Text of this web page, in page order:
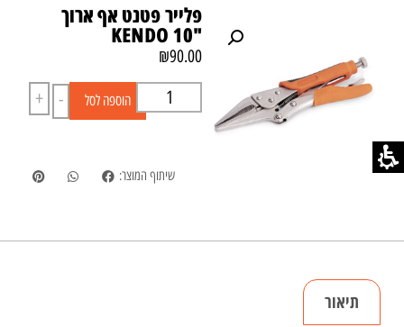
פלייר פטנט אף ארוך
"KENDO 10
₪90.00
-
+ הוספה לסל
שיתוף המוצר:
תיאור